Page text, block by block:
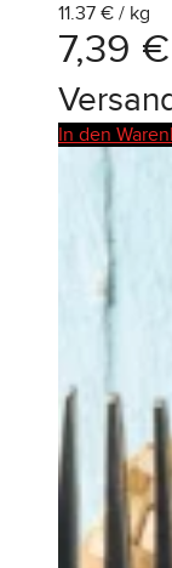
11.37 € / kg
7,39 €
In den